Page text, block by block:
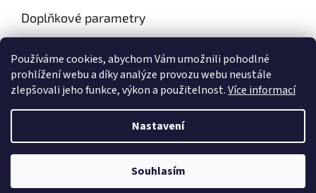
Používáme cookies, abychom Vám umožnili pohodlné
prohlížení webu a díky analýze provozu webu neustále
zlepšovali jeho funkce, výkon a použitelnost.Více informací
Nastavení
Souhlasím
Doplňkové parametry
EAN: 8585036040616
Vytvořil Shoptet
Elektrokola - Dobruška